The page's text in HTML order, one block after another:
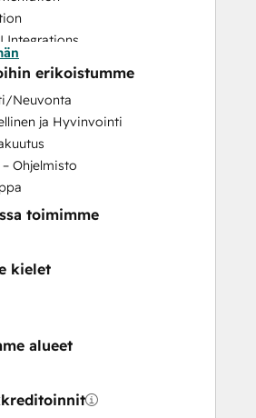
Integrations
Training
Development
Automation
Alignment
erikoistumme
Neuvonta
ja Hyvinvointi
Ohjelmisto
toimimme
kielet
alueet